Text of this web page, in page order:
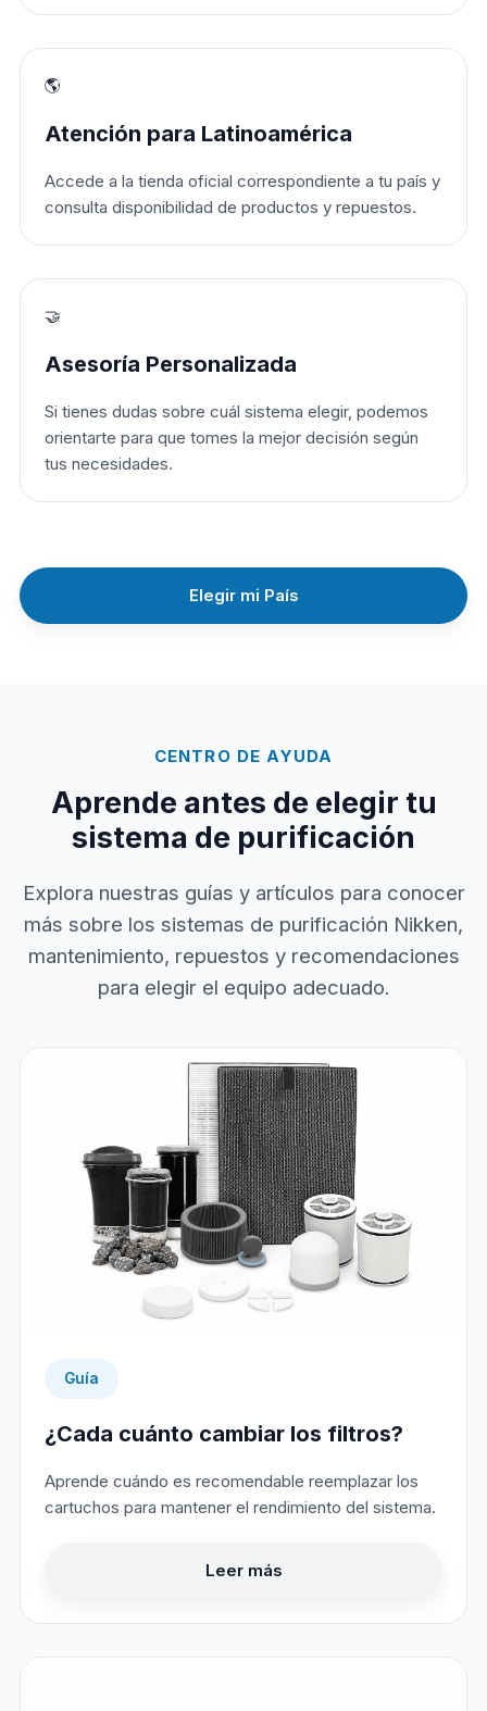
🌎
Atención para Latinoamérica
Accede a la tienda oficial correspondiente a tu país y
consulta disponibilidad de productos y repuestos.
🤝
Asesoría Personalizada
Si tienes dudas sobre cuál sistema elegir, podemos
orientarte para que tomes la mejor decisión según
tus necesidades.
Elegir mi País
CENTRO DE AYUDA
Aprende antes de elegir tu
sistema de purificación
Explora nuestras guías y artículos para conocer
más sobre los sistemas de purificación Nikken,
mantenimiento, repuestos y recomendaciones
para elegir el equipo adecuado.
Guía
¿Cada cuánto cambiar los filtros?
Aprende cuándo es recomendable reemplazar los
cartuchos para mantener el rendimiento del sistema.
Leer más